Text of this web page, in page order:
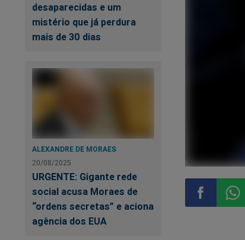
desaparecidas e um
mistério que já perdura
mais de 30 dias
ALEXANDRE DE MORAES
20/08/2025
URGENTE: Gigante rede
social acusa Moraes de
“ordens secretas” e aciona
agência dos EUA